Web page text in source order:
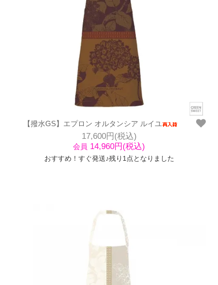
【撥水GS】エプロン オルタンシア ルイユ
17,600円(税込)
会員 14,960円(税込)
おすすめ！すぐ発送♪残り1点となりました